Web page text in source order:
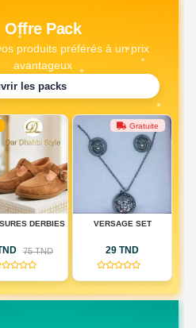
Offre Pack
produits préférés à un prix
avantageux
les packs
DERBIES
75 TND
(0)
Gratuite
VERSAGE SET
29 TND
(0)